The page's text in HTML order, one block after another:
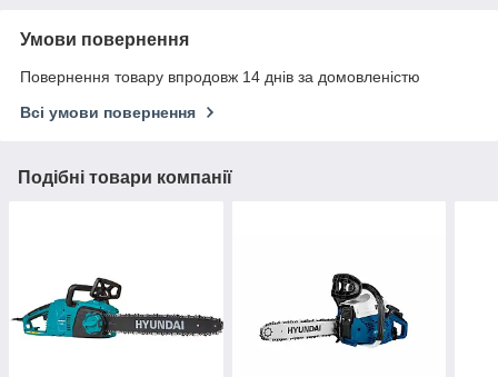
Умови повернення
Повернення товару впродовж 14 днів за домовленістю
Всі умови повернення
Подібні товари компанії